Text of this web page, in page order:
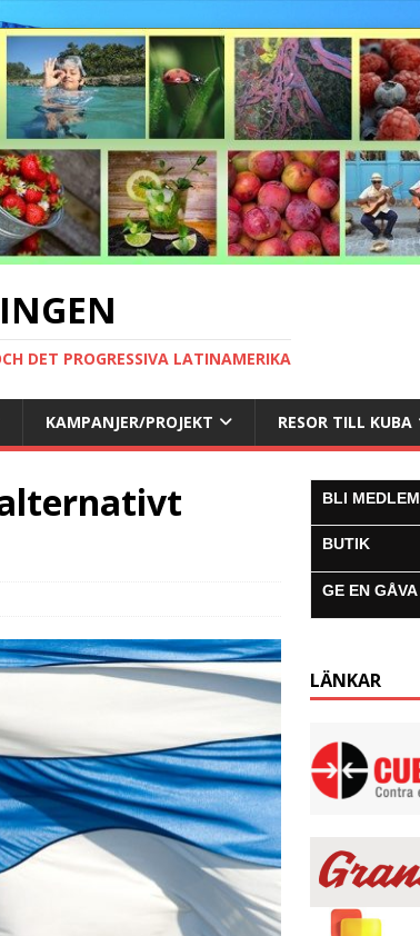
DET PROGRESSIVA LATINAMERIKA
KAMPANJER/PROJEKT RESOR TILL KUBA
BLI MEDLEM
BUTIK
GE EN GÅVA
LÄNKAR